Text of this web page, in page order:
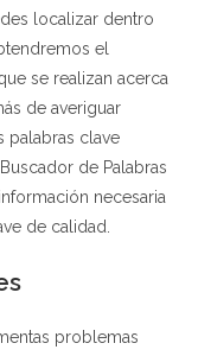
localizar dentro
el
se realizan acerca
de averiguar
palabras clave
de Palabras
necesaria
de calidad.
problemas